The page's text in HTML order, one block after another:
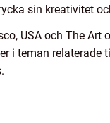
sin kreativitet
USA och The Art
i teman relaterade